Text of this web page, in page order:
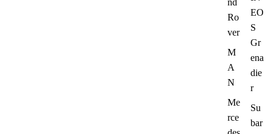
Ro
ver
M
A
N
Me
rce
EO
S
Gr
ena
die
r
Su
bar